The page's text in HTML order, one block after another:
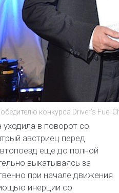
конкурса Driver’s Fuel
в поворот со
австриец перед
еще до полной
выкатываясь за
при начале движения
инерции со